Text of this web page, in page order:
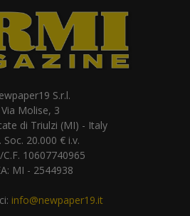
S.r.l.
Via Molise, 3
di Triulzi (MI) - Italy
Soc. 20.000 € i.v.
C.F. 10607740965
MI - 2544938
info@newpaper19.it